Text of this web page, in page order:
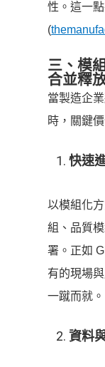
性。這一
(
三、模
合並釋
當製造企
時，關鍵價
快速
以模組化
組、品質
署。正如
有的現場
一蹴而就
資料